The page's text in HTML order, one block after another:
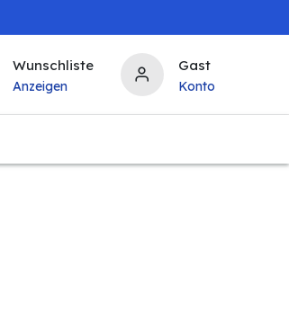
Wunschliste
Anzeigen
Gast
Konto